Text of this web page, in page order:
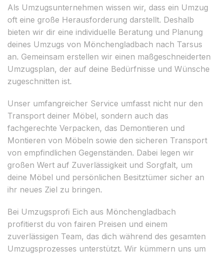
Als Umzugsunternehmen wissen wir, dass ein Umzug
oft eine große Herausforderung darstellt. Deshalb
bieten wir dir eine individuelle Beratung und Planung
deines Umzugs von Mönchengladbach nach Tarsus
an. Gemeinsam erstellen wir einen maßgeschneiderten
Umzugsplan, der auf deine Bedürfnisse und Wünsche
zugeschnitten ist.
Unser umfangreicher Service umfasst nicht nur den
Transport deiner Möbel, sondern auch das
fachgerechte Verpacken, das Demontieren und
Montieren von Möbeln sowie den sicheren Transport
von empfindlichen Gegenständen. Dabei legen wir
großen Wert auf Zuverlässigkeit und Sorgfalt, um
deine Möbel und persönlichen Besitztümer sicher an
ihr neues Ziel zu bringen.
Bei Umzugsprofi Eich aus Mönchengladbach
profitierst du von fairen Preisen und einem
zuverlässigen Team, das dich während des gesamten
Umzugsprozesses unterstützt. Wir kümmern uns um